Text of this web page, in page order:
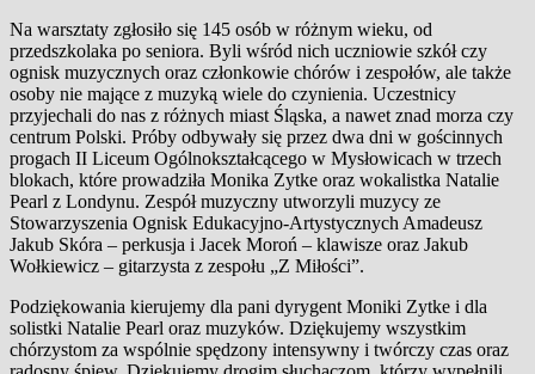
Na warsztaty zgłosiło się 145 osób w różnym wieku, od
przedszkolaka po seniora. Byli wśród nich uczniowie szkół czy
ognisk muzycznych oraz członkowie chórów i zespołów, ale także
osoby nie mające z muzyką wiele do czynienia. Uczestnicy
przyjechali do nas z różnych miast Śląska, a nawet znad morza czy
centrum Polski. Próby odbywały się przez dwa dni w gościnnych
progach II Liceum Ogólnokształcącego w Mysłowicach w trzech
blokach, które prowadziła Monika Zytke oraz wokalistka Natalie
Pearl z Londynu. Zespół muzyczny utworzyli muzycy ze
Stowarzyszenia Ognisk Edukacyjno-Artystycznych Amadeusz
Jakub Skóra – perkusja i Jacek Moroń – klawisze oraz Jakub
Wołkiewicz – gitarzysta z zespołu „Z Miłości”.
Podziękowania kierujemy dla pani dyrygent Moniki Zytke i dla
solistki Natalie Pearl oraz muzyków. Dziękujemy wszystkim
chórzystom za wspólnie spędzony intensywny i twórczy czas oraz